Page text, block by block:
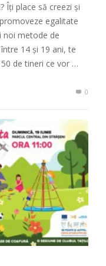
Îți place să creezi și
egalitate
noi metode de
14 și 19 ani, te
de tineri ce vor …
0